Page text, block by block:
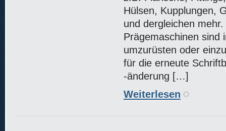
Hülsen, Kupplungen,
und dergleichen
Prägemaschinen sind
umzurüsten oder
für die erneute
-änderung […]
Weiterlesen